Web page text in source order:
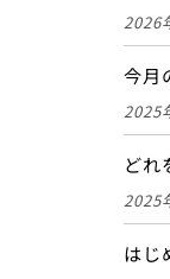
2026
今月
2025
どれ
2025
はじ